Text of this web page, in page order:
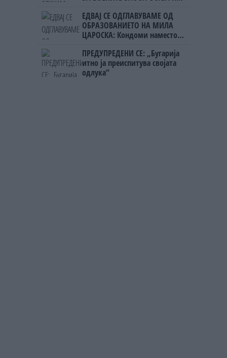
ЕДВАЈ СЕ ОДГЛАВУВАМЕ ОД
ОБРАЗОВАНИЕТО НА МИЛА
ЦАРОСКА: Кондоми наместо
ПРЕДУПРЕДЕНИ СЕ: „Бугарија
итно ја преиспитува својата
одлука“